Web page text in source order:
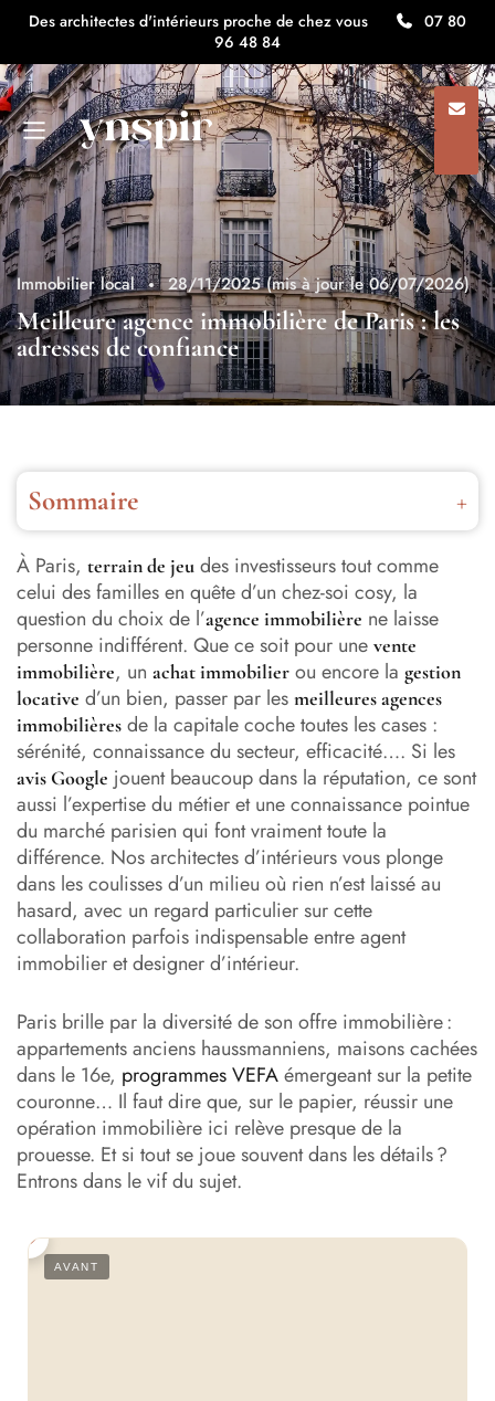
Des architectes d'intérieurs proche de chez vous
07 80
96 48 84
Immobilier local 28/11/2025 (mis à jour le 06/07/2026)
Meilleure agence immobilière de Paris : les
adresses de confiance
Sommaire
Comment distinguer les meilleures agences immobilières
à Paris ?
Agence immobilière paris : le top 10 selon les avis
Google
Pourquoi faire confiance à un professionnel du secteur ?
Du neuf à la rénovation : accompagner chaque parcours
immobilier à Paris
L’adresse idéale à Paris : entre personnalisation, réseau
d’agences et transparence
À Paris, terrain de jeu des investisseurs tout comme
celui des familles en quête d’un chez-soi cosy, la
question du choix de l’agence immobilière ne laisse
personne indifférent. Que ce soit pour une vente
immobilière, un achat immobilier ou encore la gestion
locative d’un bien, passer par les meilleures agences
immobilières de la capitale coche toutes les cases :
sérénité, connaissance du secteur, efficacité…. Si les
avis Google jouent beaucoup dans la réputation, ce sont
aussi l’expertise du métier et une connaissance pointue
du marché parisien qui font vraiment toute la
différence. Nos architectes d’intérieurs vous plonge
dans les coulisses d’un milieu où rien n’est laissé au
hasard, avec un regard particulier sur cette
collaboration parfois indispensable entre agent
immobilier et designer d’intérieur.
Paris brille par la diversité de son offre immobilière :
appartements anciens haussmanniens, maisons cachées
dans le 16e, programmes VEFAémergeant sur la petite
couronne… Il faut dire que, sur le papier, réussir une
opération immobilière ici relève presque de la
prouesse. Et si tout se joue souvent dans les détails ?
Entrons dans le vif du sujet.
AVANT